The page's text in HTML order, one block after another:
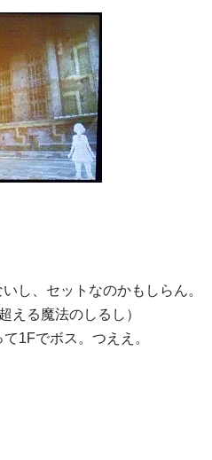
し、セットなのかもしらん。
える魔法のしるし）
1Fでボス。つええ。